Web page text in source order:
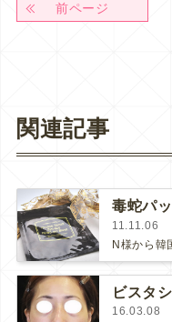
前ページ
関連記事
毒蛇パ
11.11.06
ビスタ
16.03.08